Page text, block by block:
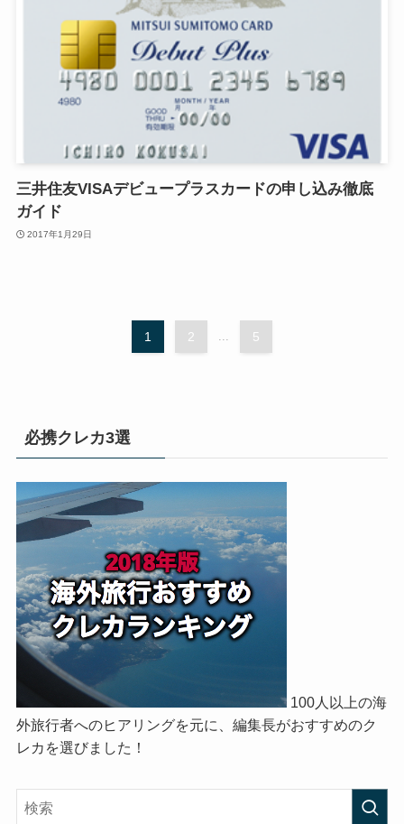
三井住友VISAデビュープラスカードの申し込み徹底
ガイド
2017年1月29日
1 2 ... 5
必携クレカ3選
100人以上の海
外旅行者へのヒアリングを元に、編集長がおすすめのク
レカを選びました！